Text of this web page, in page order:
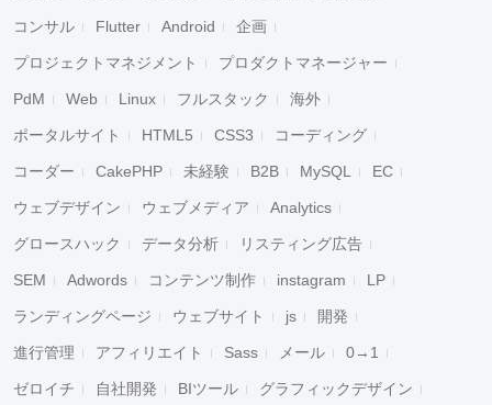
コンサル Flutter Android 企画
プロジェクトマネジメント プロダクトマネージャー
PdM Web Linux フルスタック 海外
ポータルサイト HTML5 CSS3 コーディング
コーダー CakePHP 未経験 B2B MySQL EC
ウェブデザイン ウェブメディア Analytics
グロースハック データ分析 リスティング広告
SEM Adwords コンテンツ制作 instagram LP
ランディングページ ウェブサイト js 開発
進行管理 アフィリエイト Sass メール 0→1
ゼロイチ 自社開発 BIツール グラフィックデザイン